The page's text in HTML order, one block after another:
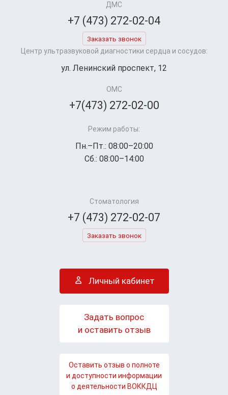
ДМС
+7 (473) 272-02-04
Заказать звонок
Центр ультразвуковой диагностики сердца и сосудов:
ул. Ленинский проспект, 12
ОМС
+7(473) 272-02-00
Режим работы:
Пн.–Пт.: 08:00–20:00
Сб.: 08:00–14:00
Стоматология
+7 (473) 272-02-07
Заказать звонок
Личный кабинет
Задать вопрос
и оставить отзыв
Оставить отзыв о полноте
и доступности информации
о деятельности ВОККДЦ